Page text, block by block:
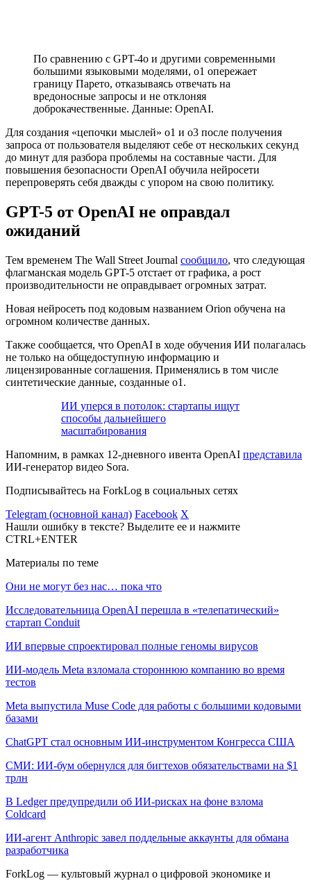
По сравнению с GPT-4o и другими современными
большими языковыми моделями, o1 опережает
границу Парето, отказываясь отвечать на
вредоносные запросы и не отклоняя
доброкачественные. Данные: OpenAI.
Для создания «цепочки мыслей» o1 и o3 после получения
запроса от пользователя выделяют себе от нескольких секунд
до минут для разбора проблемы на составные части. Для
повышения безопасности OpenAI обучила нейросети
перепроверять себя дважды с упором на свою политику.
GPT-5 от OpenAI не оправдал
ожиданий
Тем временем The Wall Street Journal сообщило, что следующая
флагманская модель GPT-5 отстает от графика, а рост
производительности не оправдывает огромных затрат.
Новая нейросеть под кодовым названием Orion обучена на
огромном количестве данных.
Также сообщается, что OpenAI в ходе обучения ИИ полагалась
не только на общедоступную информацию и
лицензированные соглашения. Применялись в том числе
синтетические данные, созданные o1.
ИИ уперся в потолок: стартапы ищут
способы дальнейшего
масштабирования
Напомним, в рамках 12-дневного ивента OpenAI представила
ИИ-генератор видео Sora.
Подписывайтесь на ForkLog в социальных сетях
Telegram (основной канал) Facebook X
Нашли ошибку в тексте? Выделите ее и нажмите
CTRL+ENTER
Материалы по теме
Они не могут без нас… пока что
Исследовательница OpenAI перешла в «телепатический»
стартап Conduit
ИИ впервые спроектировал полные геномы вирусов
ИИ-модель Meta взломала стороннюю компанию во время
тестов
Meta выпустила Muse Code для работы с большими кодовыми
базами
ChatGPT стал основным ИИ-инструментом Конгресса США
СМИ: ИИ-бум обернулся для бигтехов обязательствами на $1
трлн
В Ledger предупредили об ИИ-рисках на фоне взлома
Coldcard
ИИ-агент Anthropic завел поддельные аккаунты для обмана
разработчика
ForkLog — культовый журнал о цифровой экономике и